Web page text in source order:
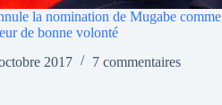
la nomination de Mugabe comme
de bonne volonté
2017
7 commentaires